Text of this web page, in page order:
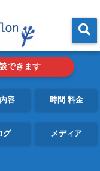
できます
容 時間 料金
グ メディア